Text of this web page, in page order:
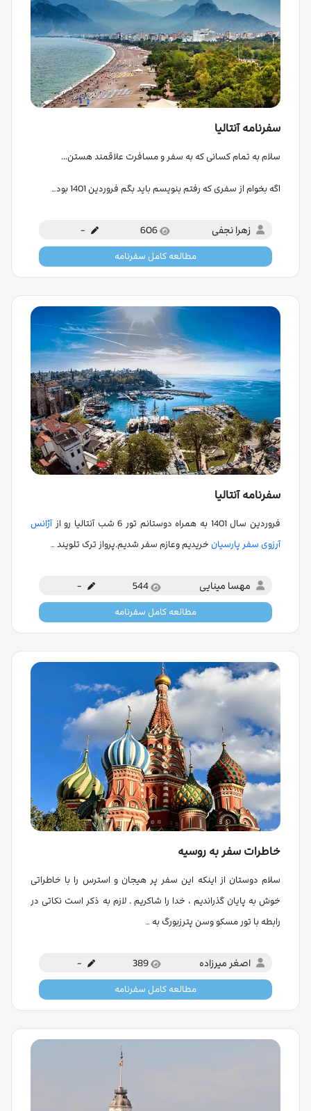
سفرنامه آنتالیا
سلام به تمام کسانی که به سفر و مسافرت علاقمند هستن...
اگه بخوام از سفری که رفتم بنویسم باید بگم فروردین 1401 بود…
زهرا نجفی 606
-
مطالعه کامل سفرنامه
سفرنامه آنتالیا
فروردین سال 1401 به همراه دوستانم تور 6 شب آنتالیا رو از
آژانس
آرزوی سفر پارسیانخریدیم وعازم سفر شدیم.پرواز ترک تلویند …
مهسا مینایی 544
-
مطالعه کامل سفرنامه
خاطرات سفر به روسیه
سلام دوستان از اینکه این سفر پر هیجان و استرس را با خاطراتی
خوش به پایان گذراندیم ، خدا را شاکریم . لازم به ذکر است نکاتی در
رابطه با تور مسکو وسن پترزبورگ به …
اصغر میرزاده 389
-
مطالعه کامل سفرنامه